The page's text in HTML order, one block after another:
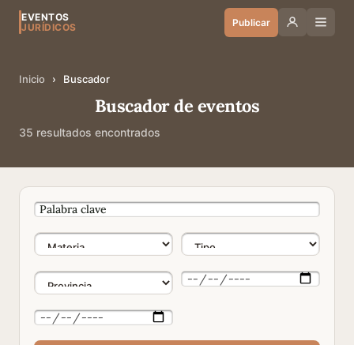
EVENTOS
JURÍDICOS
Publicar
Inicio › Buscador
Buscador de eventos
35 resultados encontrados